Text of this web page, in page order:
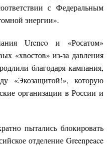
с Федеральным
энергии».
Urenco и «Росатом»
«хвостов» из-за давления
благодаря кампания,
«Экозащитой!», которую
организации в России и
пытались блокировать
отделение Greenpeace